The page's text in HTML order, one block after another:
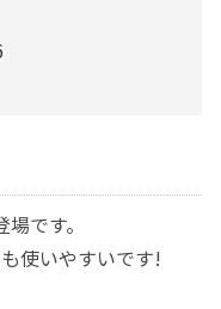
です。
使いやすいです!